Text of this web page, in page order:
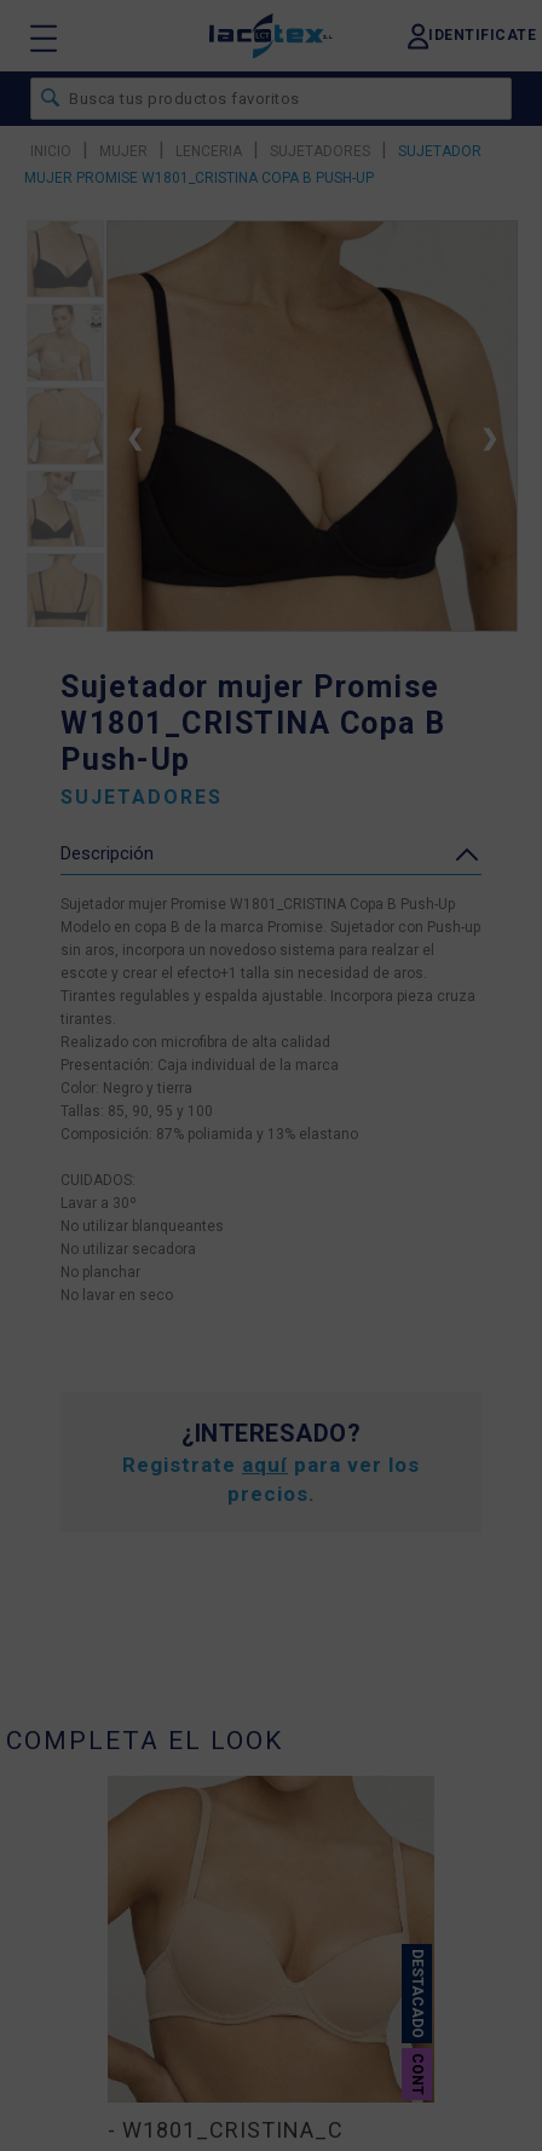
IDENTIFICATE
INICIO | MUJER | LENCERIA | SUJETADORES |
SUJETADOR
MUJER PROMISE W1801_CRISTINA COPA B PUSH-UP
❮ ❯
Sujetador mujer Promise
W1801_CRISTINA Copa B
Push-Up
SUJETADORES
Descripción
Sujetador mujer Promise W1801_CRISTINA Copa B Push-Up
Modelo en copa B de la marca Promise. Sujetador con Push-up
sin aros, incorpora un novedoso sistema para realzar el
escote y crear el efecto+1 talla sin necesidad de aros.
Tirantes regulables y espalda ajustable. Incorpora pieza cruza
tirantes.
Realizado con microfibra de alta calidad
Presentación: Caja individual de la marca
Color: Negro y tierra
Tallas: 85, 90, 95 y 100
Composición: 87% poliamida y 13% elastano
CUIDADOS:
Lavar a 30º
No utilizar blanqueantes
No utilizar secadora
No planchar
No lavar en seco
¿INTERESADO?
Registrate aquí para ver los
precios.
COMPLETA EL LOOK
DESTACADO
CONT
- W1801_CRISTINA_C